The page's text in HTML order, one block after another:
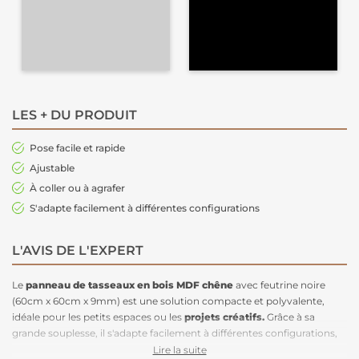
LES + DU PRODUIT
Pose facile et rapide
Ajustable
À coller ou à agrafer
S'adapte facilement à différentes configurations
L'AVIS DE L'EXPERT
Le panneau de tasseaux en bois MDF chêne avec feutrine noire
(60cm x 60cm x 9mm) est une solution compacte et polyvalente,
idéale pour les petits espaces ou les projets créatifs. Grâce à sa
grande souplesse, il s'adapte facilement à différentes configurations,
qu'il s'agisse d'angles, d'arrondis ou d'autres formes particulières, pour
Lire la suite